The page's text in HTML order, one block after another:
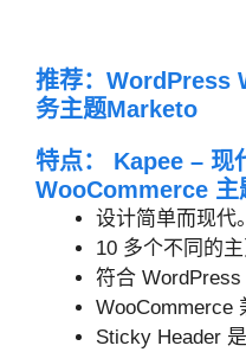
推荐： WordPress
务主题Marketo
特点： Kapee – 现
WooCommerce 主
设计简单而现代。
10 多个不同的主
符合 WordPress
WooCommerce
Sticky Header